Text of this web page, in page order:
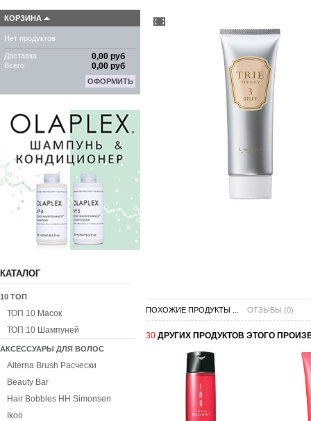
ПОХОЖИЕ ПРОДУКТЫ ... ОТЗЫВЫ (0)
30 ДРУГИХ ПРОДУКТОВ ЭТОГО
КОРЗИНА
Нет продуктов
Доставка 0,00 руб
Всего 0,00 руб
ОФОРМИТЬ
КАТАЛОГ
10 ТОП
ТОП 10 Масок
ТОП 10 Шампуней
АКСЕССУАРЫ ДЛЯ ВОЛОС
Alterna Brush Расчески
Beauty Bar
Hair Bobbles HH Simonsen
Ikoo